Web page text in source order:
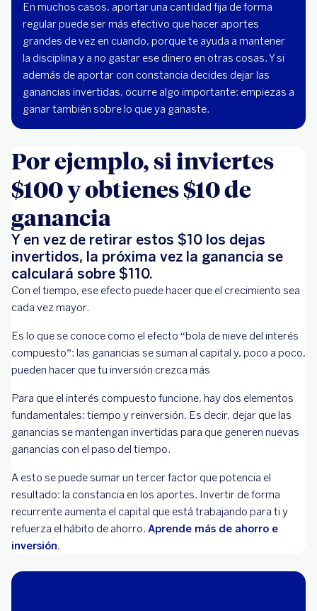
En muchos casos, aportar una cantidad fija de forma
regular puede ser más efectivo que hacer aportes
grandes de vez en cuando, porque te ayuda a mantener
la disciplina y a no gastar ese dinero en otras cosas. Y si
además de aportar con constancia decides dejar las
ganancias invertidas, ocurre algo importante: empiezas a
ganar también sobre lo que ya ganaste.
Por ejemplo, si inviertes
$100 y obtienes $10 de
ganancia
Y en vez de retirar estos $10 los dejas
invertidos, la próxima vez la ganancia se
calculará sobre $110.
Con el tiempo, ese efecto puede hacer que el crecimiento sea
cada vez mayor.
Es lo que se conoce como el efecto “bola de nieve del interés
compuesto”: las ganancias se suman al capital y, poco a poco,
pueden hacer que tu inversión crezca más
Para que el interés compuesto funcione, hay dos elementos
fundamentales: tiempo y reinversión. Es decir, dejar que las
ganancias se mantengan invertidas para que generen nuevas
ganancias con el paso del tiempo.
A esto se puede sumar un tercer factor que potencia el
resultado: la constancia en los aportes. Invertir de forma
recurrente aumenta el capital que está trabajando para ti y
refuerza el hábito de ahorro. Aprende más de ahorro e
inversión.